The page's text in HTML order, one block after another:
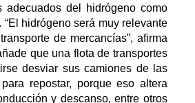
adecuados del hidrógeno como
“El hidrógeno será muy relevante
de mercancías”, afirma
que una flota de transportes
desviar sus camiones de las
repostar, porque eso altera
y descanso, entre otros